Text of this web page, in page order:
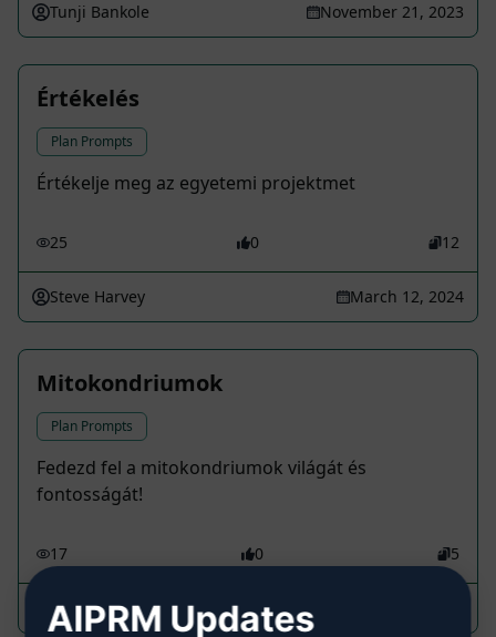
Tunji Bankole November 21, 2023
Értékelés
Plan Prompts
Értékelje meg az egyetemi projektmet
25 0 12
Steve Harvey March 12, 2024
Mitokondriumok
Plan Prompts
Fedezd fel a mitokondriumok világát és
fontosságát!
17 0 5
Oscar Rodríguez W
AIPRM Updates